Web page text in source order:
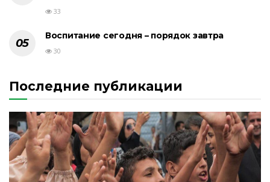
33
Воспитание сегодня – порядок завтра
30
Последние публикации